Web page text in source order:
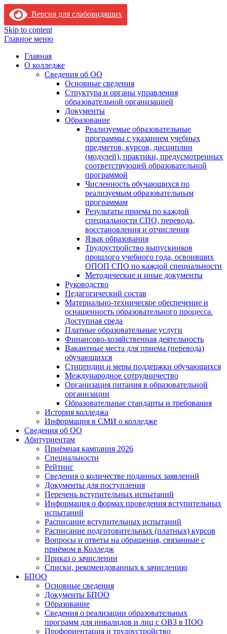
Версия для слабовидящих
Skip to content
Главное меню
Главная
О колледже
Сведения об ОО
Основные сведения
Структура и органы управления
образовательной организацией
Документы
Образование
Реализуемые образовательные
программы с указанием учебных
предметов, курсов, дисциплин
(модулей), практики, предусмотренных
соответствующей образовательной
программой
Численность обучающихся по
реализуемым образовательным
программам
Результаты приема по каждой
специальности СПО, перевода,
восстановления и отчисления
Язык образования
Трудоустройство выпускников
прошлого учебного года, освоивших
ОПОП СПО по каждой специальности
Методические и иные документы
Руководство
Педагогический состав
Материально-техническое обеспечение и
оснащенность образовательного процесса.
Доступная среда
Платные образовательные услуги
Финансово-хозяйственная деятельность
Вакантные места для приема (перевода)
обучающихся
Стипендии и меры поддержки обучающихся
Международное сотрудничество
Организация питания в образовательной
организации
Образовательные стандарты и требования
История колледжа
Информация в СМИ о колледже
Сведения об ОО
Абитуриентам
Приёмная кампания 2026
Специальности
Рейтинг
Сведения о количестве поданных заявлений
Документы для поступления
Перечень вступительных испытаний
Информация о формах проведения вступительных
испытаний
Расписание вступительных испытаний
Расписание подготовительных (платных) курсов
Вопросы и ответы на обращения, связанные с
приёмом в Колледж
Приказ о зачислении
Списки, рекомендованных к зачислению
БПОО
Основные сведения
Документы БПОО
Образование
Сведения о реализации образовательных
программ для инвалидов и лиц с ОВЗ в ПОО
Профориентация и трудоустройство